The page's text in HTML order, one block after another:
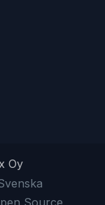
Oy
Source